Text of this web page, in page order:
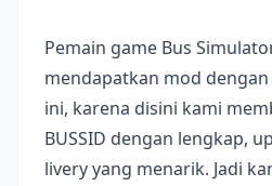
Pemain game Bus
mendapatkan mod
ini, karena disini kami
BUSSID dengan lengkap,
livery yang menarik. Jadi